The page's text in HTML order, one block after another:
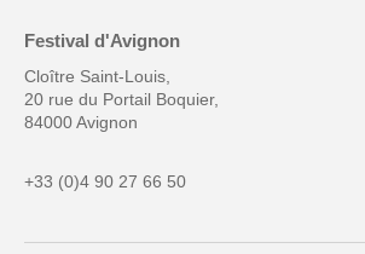
Festival d'Avignon
Cloître Saint-Louis,
20 rue du Portail Boquier,
84000 Avignon
+33 (0)4 90 27 66 50